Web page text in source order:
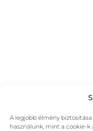
A legjobb élmény
használunk, mint a cookie-k